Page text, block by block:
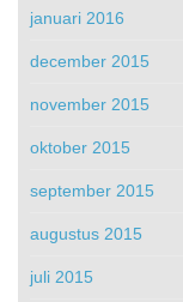
januari 2016
december 2015
november 2015
oktober 2015
september 2015
augustus 2015
juli 2015